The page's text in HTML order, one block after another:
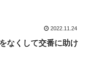
2022.11.24
なくして交番に助け